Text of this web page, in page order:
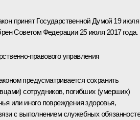
принят Государственной Думой 19 июля
Советом Федерации 25 июля 2017 года.
правового управления
предусматривается сохранить
сотрудников, погибших (умерших)
или иного повреждения здоровья,
с выполнением служебных